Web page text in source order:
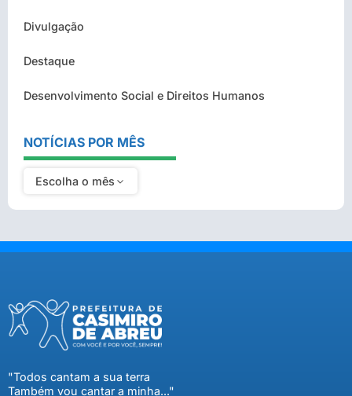
Divulgação
Destaque
Desenvolvimento Social e Direitos Humanos
NOTÍCIAS POR MÊS
Escolha o mês
"Todos cantam a sua terra
Também vou cantar a minha..."